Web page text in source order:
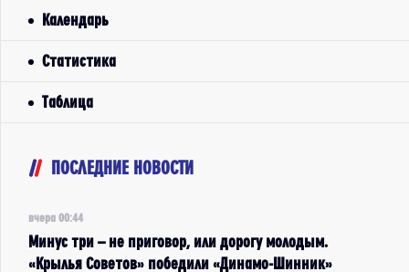
Календарь
Статистика
Таблица
ПОСЛЕДНИЕ НОВОСТИ
вчера 00:44
Минус три – не приговор, или дорогу молодым.
«Крылья Советов» победили «Динамо-Шинник»